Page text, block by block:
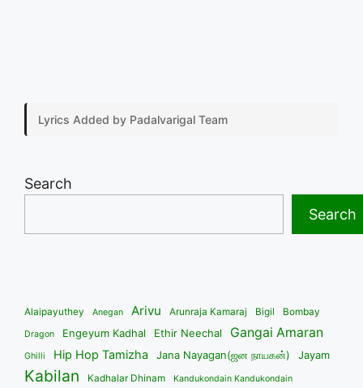
Lyrics Added by Padalvarigal Team
Search
Search
Alaipayuthey Anegan Arivu Arunraja Kamaraj Bigil Bombay
Dragon Engeyum Kadhal Ethir Neechal Gangai Amaran
Ghilli Hip Hop Tamizha Jana Nayagan(ஜன நாயகன்) Jayam
Kabilan Kadhalar Dhinam Kandukondain Kandukondain